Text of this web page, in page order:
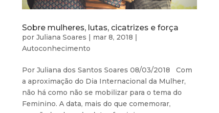
Sobre mulheres, lutas, cicatrizes e força
por Juliana Soares | mar 8, 2018 |
Autoconhecimento
Por Juliana dos Santos Soares 08/03/2018 Com
a aproximação do Dia Internacional da Mulher,
não há como não se mobilizar para o tema do
Feminino. A data, mais do que comemorar,